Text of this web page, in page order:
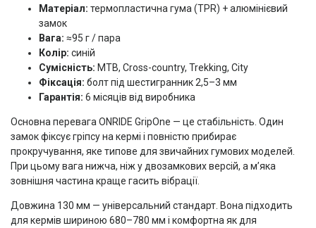
Матеріал: термопластична гума (TPR) + алюмінієвий
замок
Вага: ≈95 г / пара
Колір: синій
Сумісність: MTB, Cross-country, Trekking, City
Фіксація: болт під шестигранник 2,5–3 мм
Гарантія: 6 місяців від виробника
Основна перевага ONRIDE GripOne — це стабільність. Один
замок фіксує гріпсу на кермі і повністю прибирає
прокручування, яке типове для звичайних гумових моделей.
При цьому вага нижча, ніж у двозамкових версій, а м’яка
зовнішня частина краще гасить вібрації.
Довжина 130 мм — універсальний стандарт. Вона підходить
для кермів шириною 680–780 мм і комфортна як для